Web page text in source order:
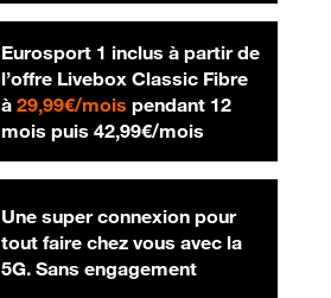
Eurosport 1 inclus à partir de
l’offre Livebox Classic Fibre
à 29,99€/mois29,99 € par mois
pendant 12
mois puis 42,99€/mois42,99 € par
Une super connexion pour
tout faire chez vous avec la
5G. Sans engagement